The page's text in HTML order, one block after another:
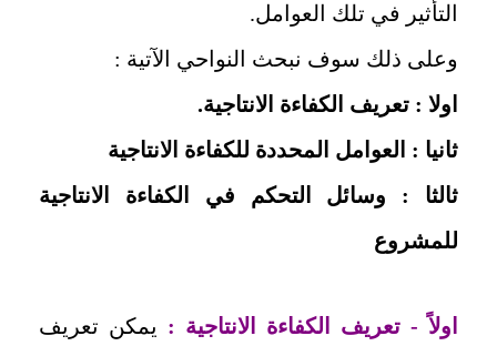
التأثير في تلك العوامل.
وعلى ذلك سوف نبحث النواحي الآتية :
اولا : تعريف الكفاءة الانتاجية.
ثانيا : العوامل المحددة للكفاءة الانتاجية
ثالثا : وسائل التحكم في الكفاءة الانتاجية
للمشروع
اولاً - تعريف الكفاءة الانتاجية : يمكن تعريف